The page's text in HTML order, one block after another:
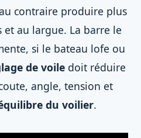
contraire produire plus
au largue. La barre le
si le bateau lofe ou
de voile doit réduire
angle, tension et
du voilier.